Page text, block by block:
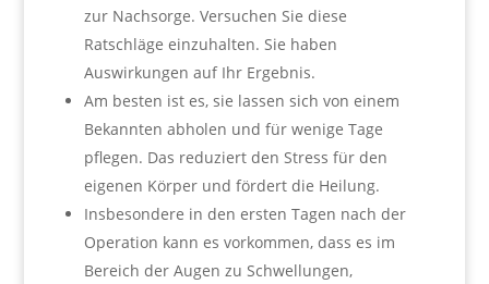
zur Nachsorge. Versuchen Sie diese
Ratschläge einzuhalten. Sie haben
Auswirkungen auf Ihr Ergebnis.
Am besten ist es, sie lassen sich von einem
Bekannten abholen und für wenige Tage
pflegen. Das reduziert den Stress für den
eigenen Körper und fördert die Heilung.
Insbesondere in den ersten Tagen nach der
Operation kann es vorkommen, dass es im
Bereich der Augen zu Schwellungen,